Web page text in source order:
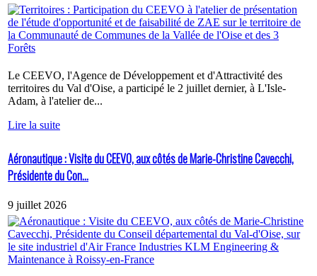
Le CEEVO, l'Agence de Développement et d'Attractivité des
territoires du Val d'Oise, a participé le 2 juillet dernier, à L'Isle-
Adam, à l'atelier de...
Lire la suite
Aéronautique : Visite du CEEVO, aux côtés de Marie-Christine Cavecchi,
Présidente du Con...
9 juillet 2026